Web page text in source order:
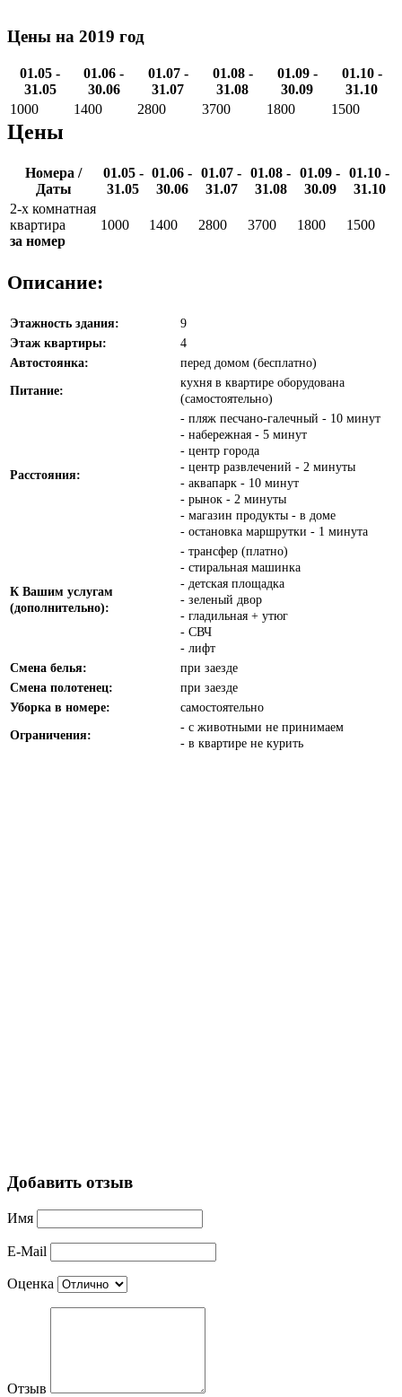
Цены на 2019 год
01.05 -
31.05
01.06 -
30.06
01.07 -
31.07
01.08 -
31.08
01.09 -
30.09
01.10 -
31.10
1000
1400 2800 3700 1800 1500
Цены
Номера /
Даты
01.05 -
31.05
01.06 -
30.06
01.07 -
31.07
01.08 -
31.08
01.09 -
30.09
01.10 -
31.10
2-х комнатная
квартира
за номер
1000 1400 2800 3700 1800 1500
Описание:
Этажность здания:
9
Этаж квартиры:
4
Автостоянка:
перед домом (бесплатно)
Питание:
кухня в квартире оборудована
(самостоятельно)
Расстояния:
- пляж песчано-галечный - 10 минут
- набережная - 5 минут
- центр города
- центр развлечений - 2 минуты
- аквапарк - 10 минут
- рынок - 2 минуты
- магазин продукты - в доме
- остановка маршрутки - 1 минута
К Вашим услугам
(дополнительно):
- трансфер (платно)
- стиральная машинка
- детская площадка
- зеленый двор
- гладильная + утюг
- СВЧ
- лифт
Смена белья:
при заезде
Смена полотенец:
при заезде
Уборка в номере:
самостоятельно
Ограничения:
- с животными не принимаем
- в квартире не курить
Добавить отзыв
Имя
E-Mail
Оценка
Отзыв